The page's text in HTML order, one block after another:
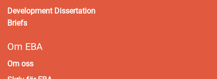
Development Dissertation
Briefs
Om EBA
Om oss